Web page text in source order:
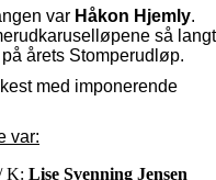
var Håkon Hjemly.
så
årets Stomperudløp.
med imponerende
var:
K: Lise Svenning Jensen